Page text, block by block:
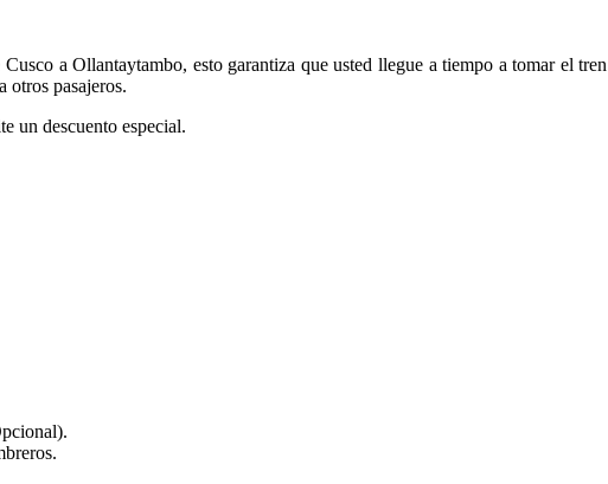
a Ollantaytambo, esto garantiza que usted llegue a tiempo a tomar el tren
otros pasajeros.
un descuento especial.